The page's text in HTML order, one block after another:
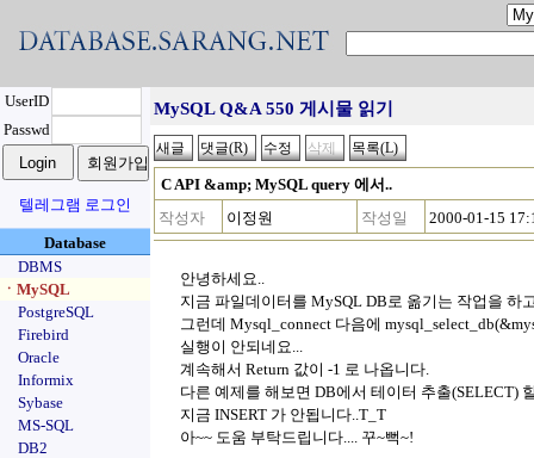
UserID
Passwd
텔레그램 로그인
Database
DBMS
ㆍMySQL
PostgreSQL
Firebird
Oracle
Informix
Sybase
MS-SQL
DB2
MySQL Q&A 550 게시물 읽기
C API &amp; MySQL query 에서..
작성자
이정원 작성일 2000-01-15
안녕하세요..
지금 파일데이터를 MySQL DB로 옮기는 작업을 하
그런데 Mysql_connect 다음에
실행이 안되네요...
계속해서 Return 값이 -1 로 나옵니다.
다른 예제를 해보면 DB에서 테이터 추출(SELECT)
지금 INSERT 가 안됩니다..T_T
아~~ 도움 부탁드립니다.... 꾸~뻑~!